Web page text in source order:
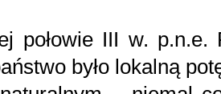
połowie III w. p.n.e.
było lokalną